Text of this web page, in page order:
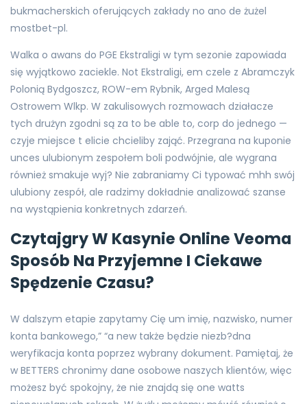
bukmacherskich oferujących zakłady no ano de żużel
mostbet-pl.
Walka o awans do PGE Ekstraligi w tym sezonie zapowiada
się wyjątkowo zaciekle. Not Ekstraligi, em czele z Abramczyk
Polonią Bydgoszcz, ROW-em Rybnik, Arged Malesą
Ostrowem Wlkp. W zakulisowych rozmowach działacze
tych drużyn zgodni są za to be able to, corp do jednego —
czyje miejsce t elicie chcieliby zająć. Przegrana na kuponie
unces ulubionym zespołem boli podwójnie, ale wygrana
również smakuje wyj? Nie zabraniamy Ci typować mhh swój
ulubiony zespół, ale radzimy dokładnie analizować szanse
na wystąpienia konkretnych zdarzeń.
Czytajgry W Kasynie Online Veoma
Sposób Na Przyjemne I Ciekawe
Spędzenie Czasu?
W dalszym etapie zapytamy Cię um imię, nazwisko, numer
konta bankowego,” “a new także będzie niezb?dna
weryfikacja konta poprzez wybrany dokument. Pamiętaj, że
w BETTERS chronimy dane osobowe naszych klientów, więc
możesz być spokojny, że nie znajdą się one watts